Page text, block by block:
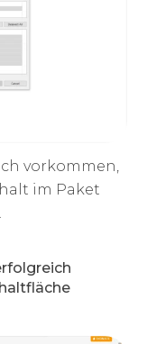
vorkommen,
im Paket